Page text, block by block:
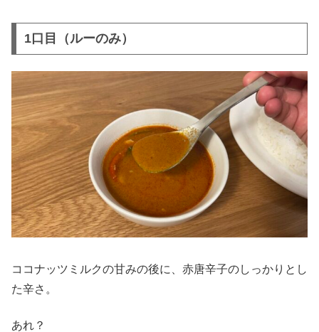
1口目（ルーのみ）
ココナッツミルクの甘みの後に、赤唐辛子のしっかりとし
た辛さ。
あれ？